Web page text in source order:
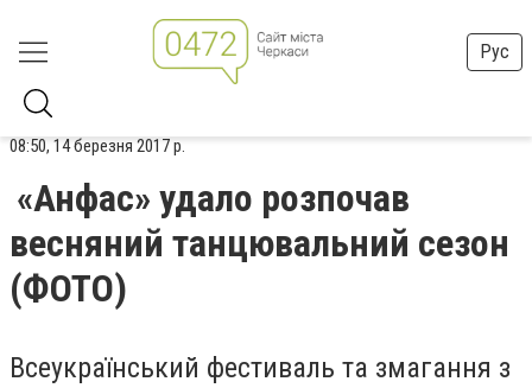
Рус
08:50, 14 березня 2017 р.
«Анфас» удало розпочав
весняний танцювальний сезон
(ФОТО)
Всеукраїнський фестиваль та змагання з